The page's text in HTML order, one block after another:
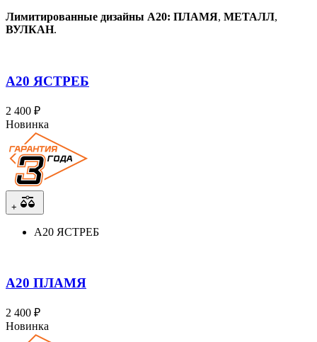
Лимитированные дизайны A20: ПЛАМЯ, МЕТАЛЛ,
ВУЛКАН.
А20 ЯСТРЕБ
2 400 ₽
Новинка
+
А20 ЯСТРЕБ
А20 ПЛАМЯ
2 400 ₽
Новинка